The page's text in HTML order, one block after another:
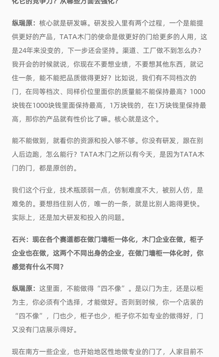
纵瑞原： 核心就是研发嘛。研发投入里有两个过程，一个是能提
供更好的产品，TATA木门的使命是做更好的门给更多的人用，这
是24年来没变的，下一步还会坚持。渠道、工厂做不到怎么办？
我开会的时候就说，你现在不要想业绩，不要想其他东西，就记
住一条，能不能把品质做得更好？比如说，我们有不同档次的
门，在同等档次、同样价位里面你的质量能不能保持最高？1000
块钱在1000块钱里面保持最高，1万块钱的，在1万块钱里保持最
高，那你的产品就有性价比了嘛。核心就是这个。
能不能做到，就看你的资源和投入够不够。你没有研发，跟在别
人后边跑，怎么能行？TATA木门之所以有今天，是因为TATA木
门的门，都是原创的。
我们这个行业，技术瓶颈弱一点，仿制难度不大，被别人仿，是
难免的。要想挡住别人仿，唯一的一条，就是比别人跑得更快。
实际上，还是加大研发和投入的问题。
石兴：现在各个赛道都在做门墙柜一体化，木门企业在做，柜子
企业也在做，这两个不同出身的企业，在做门墙柜一体化时，你
感觉有什么不同？
纵瑞原： 这里面，不能做得“四不像”。是以门为主，还是以柜
为主，你必须有个选择，才能做好。否则到时候，你一个店装的
“四不像”，门也少，柜子也少，柜子你不如专业的做得好，门
又没有门店展示得好。
现在南方一些企业，也开始地区性地做专业的门了，人家目前不